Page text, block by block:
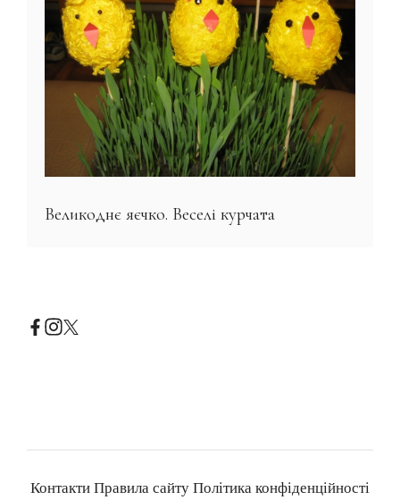
Великоднє яєчко. Веселі курчата
КонтактиПравила сайтуПолітика конфіденційності